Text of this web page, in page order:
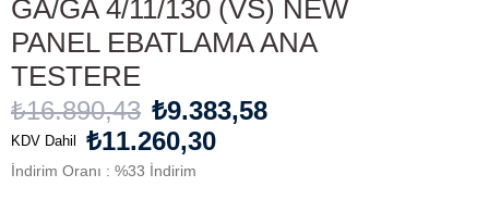
GA/GA 4/11/130 (VS) NEW
PANEL EBATLAMA ANA
TESTERE
₺16.890,43 ₺9.383,58
KDV Dahil ₺11.260,30
İndirim Oranı : %33 İndirim